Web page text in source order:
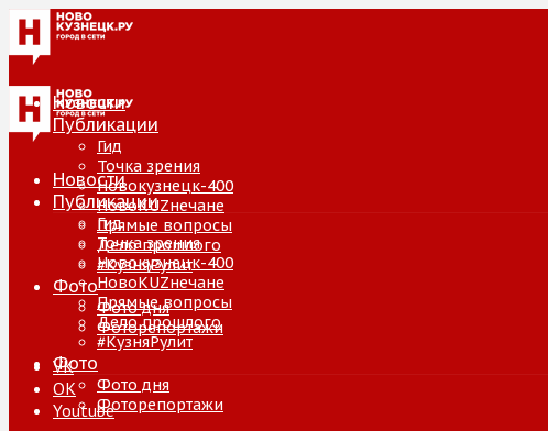
Новости
Публикации
Гид
Точка зрения
Новокузнецк-400
НовоKUZнечане
Прямые вопросы
Дело прошлого
#КузняРулит
Фото
Фото дня
Фоторепортажи
VK
ОК
Youtube
Новости
Публикации
Гид
Точка зрения
Новокузнецк-400
НовоKUZнечане
Прямые вопросы
Дело прошлого
#КузняРулит
Фото
Фото дня
Фоторепортажи